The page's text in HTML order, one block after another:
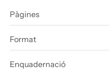
Pàgines
Format
Enquadernació